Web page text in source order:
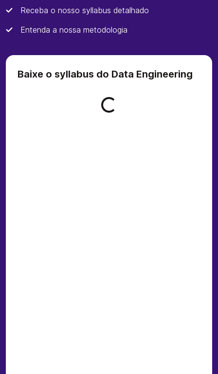
Receba o nosso syllabus detalhado
Entenda a nossa metodologia
Baixe o syllabus do Data Engineering
Loading form...